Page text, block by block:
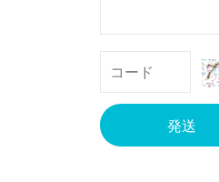
発送